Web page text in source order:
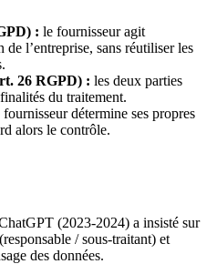
: le fournisseur agit
l’entreprise, sans réutiliser les
26 RGPD) : les deux parties
du traitement.
fournisseur détermine ses propres
alors le contrôle.
(2023-2024) a insisté sur
/ sous-traitant) et
des données.